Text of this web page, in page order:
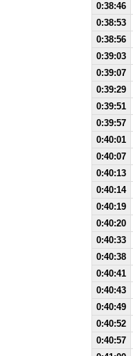
0:38:46
0:38:53
0:38:56
0:39:03
0:39:07
0:39:29
0:39:51
0:39:57
0:40:01
0:40:07
0:40:13
0:40:14
0:40:19
0:40:20
0:40:33
0:40:38
0:40:41
0:40:43
0:40:49
0:40:52
0:40:57